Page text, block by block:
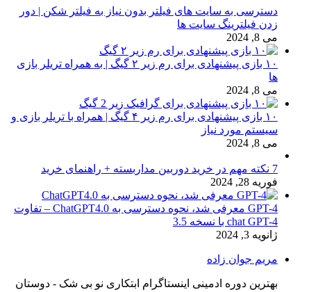
دسترسی به سایت های فیلتر بدون نیاز به فیلتر شکن | دور
زدن فیلترینگ سایت ها
می 8, 2024
۱۰ بازی پیشنهادی برای رم زیر ۲ گیگ | به همراه تریلر بازی
ها
می 8, 2024
۱۰ بازی پیشنهادی برای رم زیر ۴ گیگ | همراه با تریلر بازی و
سیستم مورد نیاز
می 8, 2024
7 نکته مهم در خرید دوربین مداربسته + راهنمای خرید
فوریه 28, 2024
GPT-4 معرفی شد، نحوه دسترسی به ChatGPT4.0 – تفاوت
chat GPT-4 با نسخه 3.5
ژانویه 3, 2024
مریم جوان زاده
بهترین دوره ادمینی اینستاگرام ابتکاری نو بی شک - دوستان